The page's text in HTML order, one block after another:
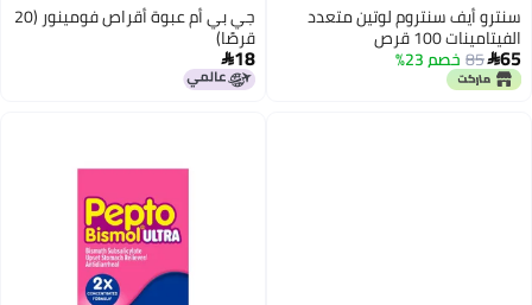
سنترو أيف سنتروم لوتين متعدد
الفيتامينات 100 قرص
65
85 خصم 23%
جي بي أم عبوة أقراص فومينور (20
قرصًا)
18